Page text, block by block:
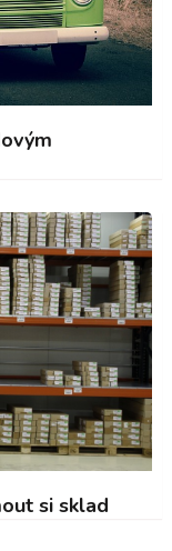
si sklad